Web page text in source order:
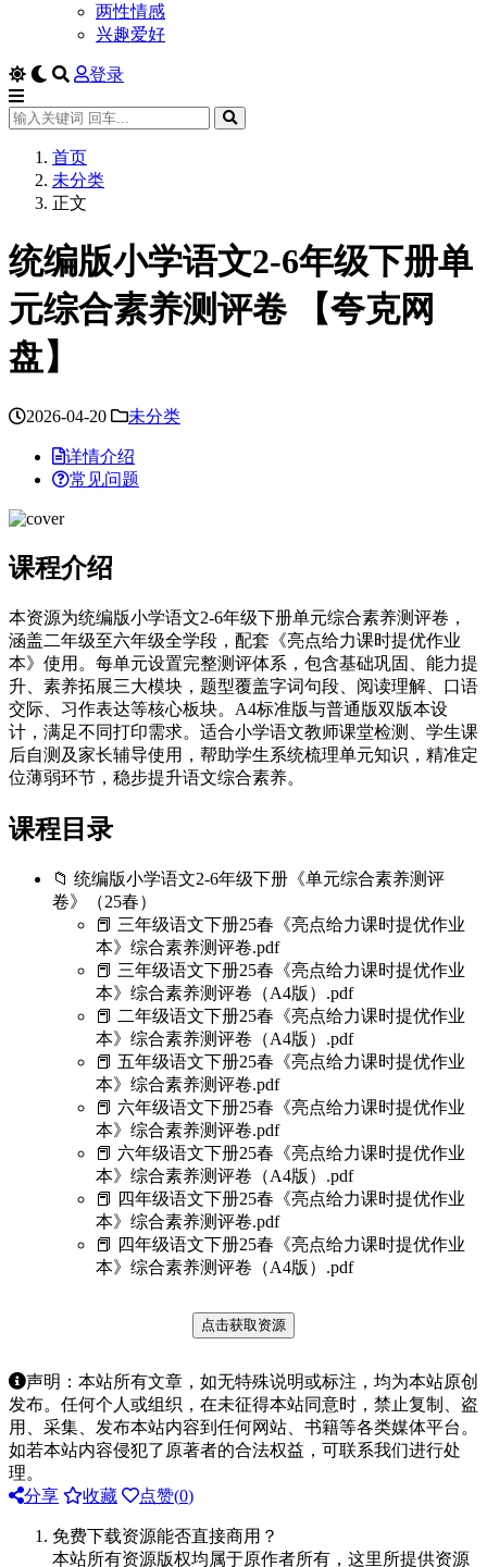
两性情感
兴趣爱好
登录
首页
未分类
正文
统编版小学语文2-6年级下册单
元综合素养测评卷 【夸克网
盘】
2026-04-20 未分类
详情介绍
常见问题
课程介绍
本资源为统编版小学语文2-6年级下册单元综合素养测评卷，
涵盖二年级至六年级全学段，配套《亮点给力课时提优作业
本》使用。每单元设置完整测评体系，包含基础巩固、能力提
升、素养拓展三大模块，题型覆盖字词句段、阅读理解、口语
交际、习作表达等核心板块。A4标准版与普通版双版本设
计，满足不同打印需求。适合小学语文教师课堂检测、学生课
后自测及家长辅导使用，帮助学生系统梳理单元知识，精准定
位薄弱环节，稳步提升语文综合素养。
课程目录
📁 统编版小学语文2-6年级下册《单元综合素养测评
卷》（25春）
📕 三年级语文下册25春《亮点给力课时提优作业
本》综合素养测评卷.pdf
📕 三年级语文下册25春《亮点给力课时提优作业
本》综合素养测评卷（A4版）.pdf
📕 二年级语文下册25春《亮点给力课时提优作业
本》综合素养测评卷（A4版）.pdf
📕 五年级语文下册25春《亮点给力课时提优作业
本》综合素养测评卷.pdf
📕 六年级语文下册25春《亮点给力课时提优作业
本》综合素养测评卷.pdf
📕 六年级语文下册25春《亮点给力课时提优作业
本》综合素养测评卷（A4版）.pdf
📕 四年级语文下册25春《亮点给力课时提优作业
本》综合素养测评卷.pdf
📕 四年级语文下册25春《亮点给力课时提优作业
本》综合素养测评卷（A4版）.pdf
点击获取资源
声明：本站所有文章，如无特殊说明或标注，均为本站原创
发布。任何个人或组织，在未征得本站同意时，禁止复制、盗
用、采集、发布本站内容到任何网站、书籍等各类媒体平台。
如若本站内容侵犯了原著者的合法权益，可联系我们进行处
理。
分享
收藏 点赞(0)
免费下载资源能否直接商用？
本站所有资源版权均属于原作者所有，这里所提供资源